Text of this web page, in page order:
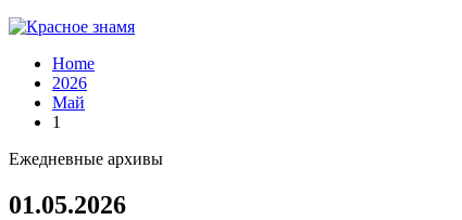
Home
2026
Май
1
Ежедневные архивы
01.05.2026